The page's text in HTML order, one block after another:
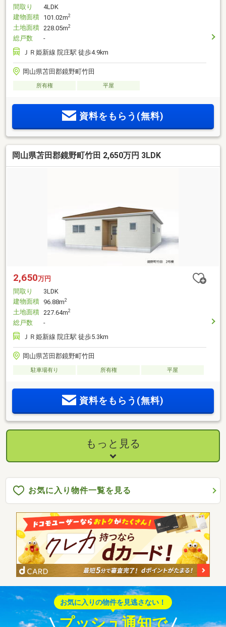
間取り
4LDK
建物面積 101.02m2
土地面積 228.05m2
総戸数
-
ＪＲ姫新線 院庄駅 徒歩4.9km
岡山県苫田郡鏡野町竹田
所有権 平屋
資料をもらう(無料)
岡山県苫田郡鏡野町竹田 2,650万円 3LDK
2,650万円
間取り
3LDK
建物面積 96.88m2
土地面積 227.64m2
総戸数
-
ＪＲ姫新線 院庄駅 徒歩5.3km
岡山県苫田郡鏡野町竹田
駐車場有り 所有権 平屋
資料をもらう(無料)
もっと見る
お気に入り物件一覧を見る
お気に入りの物件を見逃さない！
プッシュ通知で